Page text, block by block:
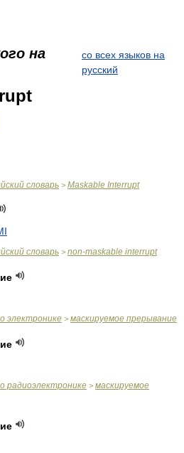
на
со всех языков на
русский
словарь > Maskable Interrupt
словарь > non-maskable interrupt
электронике > маскируемое прерывание
радиоэлектронике > маскируемое